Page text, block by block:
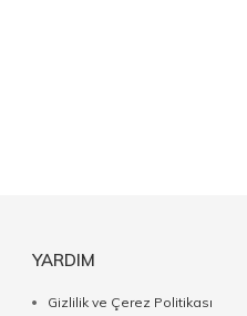
YARDIM
Gizlilik ve Çerez Politikası